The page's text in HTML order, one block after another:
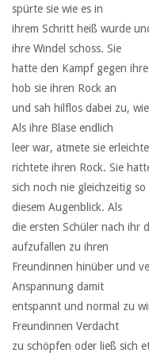
spürte sie wie es in
ihrem Schritt heiß wurde
ihre Windel schoss. Sie
hatte den Kampf gegen
hob sie ihren Rock an
und sah hilflos dabei zu,
Als ihre Blase endlich
leer war, atmete sie
richtete ihren Rock. Sie
sich noch nie gleichzeitig
diesem Augenblick. Als
die ersten Schüler nach ihr
aufzufallen zu ihren
Freundinnen hinüber und
Anspannung damit
entspannt und normal zu
Freundinnen Verdacht
zu schöpfen oder ließ sich